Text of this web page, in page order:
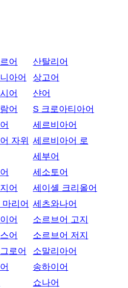
어
아어
어
어
자위
어
리어
어
어
로어
산탈리어
상고어
샨어
S 크로아티아어
세르비아어
세르비아어 로
세부어
세소토어
세이셸 크리올어
세츠와나어
소르브어 고지
소르브어 저지
소말리아어
송하이어
쇼나어